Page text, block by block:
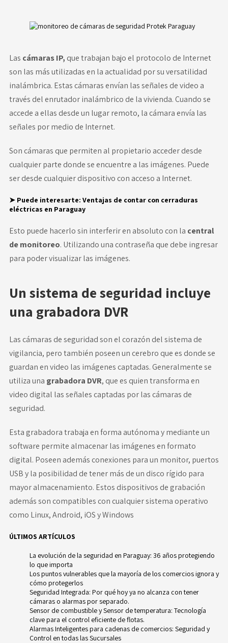
Las cámaras IP, que trabajan bajo el protocolo de Internet
son las más utilizadas en la actualidad por su versatilidad
inalámbrica. Estas cámaras envían las señales de video a
través del enrutador inalámbrico de la vivienda. Cuando se
accede a ellas desde un lugar remoto, la cámara envía las
señales por medio de Internet.
Son cámaras que permiten al propietario acceder desde
cualquier parte donde se encuentre a las imágenes. Puede
ser desde cualquier dispositivo con acceso a Internet.
➤ Puede interesarte: Ventajas de contar con cerraduras
eléctricas en Paraguay
Esto puede hacerlo sin interferir en absoluto con la central
de monitoreo. Utilizando una contraseña que debe ingresar
para poder visualizar las imágenes.
Un sistema de seguridad incluye
una grabadora DVR
Las cámaras de seguridad son el corazón del sistema de
vigilancia, pero también poseen un cerebro que es donde se
guardan en video las imágenes captadas. Generalmente se
utiliza una grabadora DVR, que es quien transforma en
video digital las señales captadas por las cámaras de
seguridad.
Esta grabadora trabaja en forma autónoma y mediante un
software permite almacenar las imágenes en formato
digital. Poseen además conexiones para un monitor, puertos
USB y la posibilidad de tener más de un disco rígido para
mayor almacenamiento. Estos dispositivos de grabación
además son compatibles con cualquier sistema operativo
como Linux, Android, iOS y Windows
ÚLTIMOS ARTÍCULOS
La evolución de la seguridad en Paraguay: 36 años protegiendo
lo que importa
Los puntos vulnerables que la mayoría de los comercios ignora y
cómo protegerlos
Seguridad Integrada: Por qué hoy ya no alcanza con tener
cámaras o alarmas por separado.
Sensor de combustible y Sensor de temperatura: Tecnología
clave para el control eficiente de flotas.
Alarmas Inteligentes para cadenas de comercios: Seguridad y
Control en todas las Sucursales